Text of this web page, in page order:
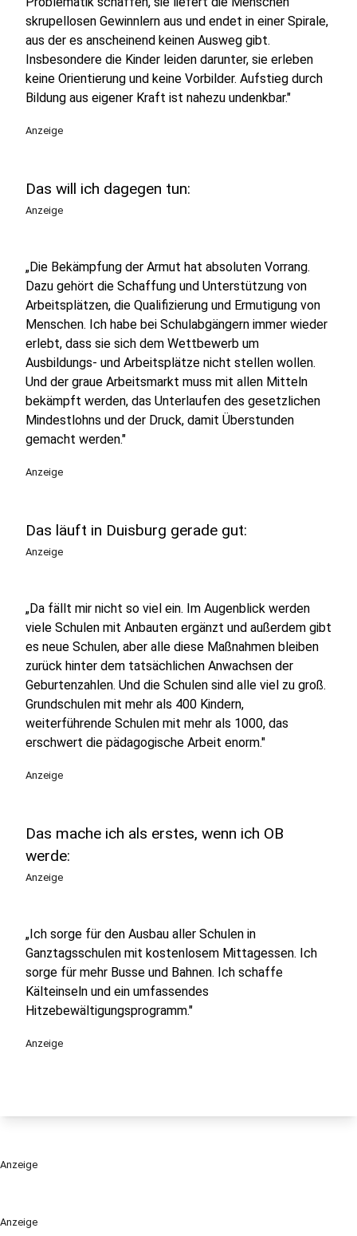
Anzeige
skrupellosen Gewinnlern aus und endet in einer Spirale,
aus der es anscheinend keinen Ausweg gibt.
Insbesondere die Kinder leiden darunter, sie erleben
keine Orientierung und keine Vorbilder. Aufstieg durch
Bildung aus eigener Kraft ist nahezu undenkbar."
Anzeige
Das will ich dagegen tun:
Anzeige
„Die Bekämpfung der Armut hat absoluten Vorrang.
Dazu gehört die Schaffung und Unterstützung von
Arbeitsplätzen, die Qualifizierung und Ermutigung von
Menschen. Ich habe bei Schulabgängern immer wieder
erlebt, dass sie sich dem Wettbewerb um
Ausbildungs- und Arbeitsplätze nicht stellen wollen.
Und der graue Arbeitsmarkt muss mit allen Mitteln
bekämpft werden, das Unterlaufen des gesetzlichen
Mindestlohns und der Druck, damit Überstunden
gemacht werden."
Anzeige
Das läuft in Duisburg gerade gut:
Anzeige
„Da fällt mir nicht so viel ein. Im Augenblick werden
viele Schulen mit Anbauten ergänzt und außerdem gibt
es neue Schulen, aber alle diese Maßnahmen bleiben
zurück hinter dem tatsächlichen Anwachsen der
Geburtenzahlen. Und die Schulen sind alle viel zu groß.
Grundschulen mit mehr als 400 Kindern,
weiterführende Schulen mit mehr als 1000, das
erschwert die pädagogische Arbeit enorm."
Anzeige
Das mache ich als erstes, wenn ich OB
werde:
Anzeige
„Ich sorge für den Ausbau aller Schulen in
Ganztagsschulen mit kostenlosem Mittagessen. Ich
sorge für mehr Busse und Bahnen. Ich schaffe
Kälteinseln und ein umfassendes
Hitzebewältigungsprogramm."
Anzeige
Anzeige